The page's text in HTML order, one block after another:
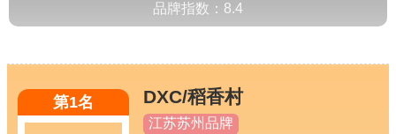
品牌指数： 8.4
第1名 DXC/稻香村
江苏苏州品牌